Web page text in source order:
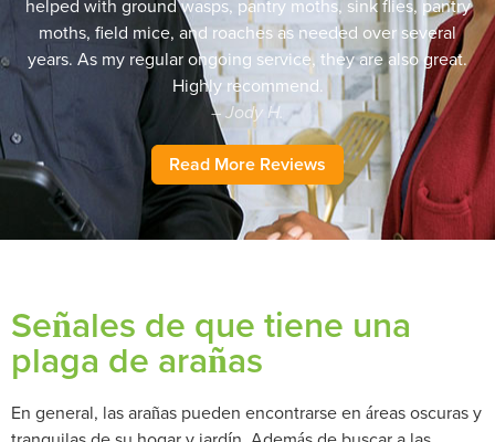
helped with ground wasps, pantry moths, sink flies, pantry
moths, field mice, and roaches as needed over several
years. As my regular ongoing service, they are also great.
Highly recommend.
– Jody H.
Read More Reviews
Señales de que tiene una
plaga de arañas
En general, las arañas pueden encontrarse en áreas oscuras y